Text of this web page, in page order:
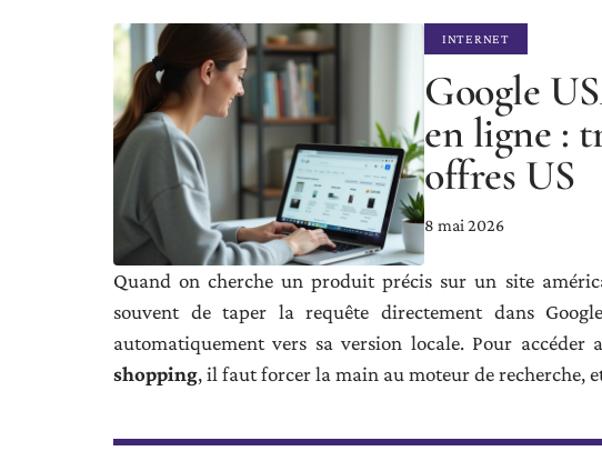
INTERNET
Google
en ligne :
offres US
8 mai 2026
Quand on cherche un produit précis sur un site
souvent de taper la requête directement dans
automatiquement vers sa version locale. Pour
shopping, il faut forcer la main au moteur de recherche,